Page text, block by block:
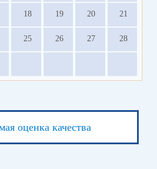
18 19 20 21
25 26 27 28
оценка качества